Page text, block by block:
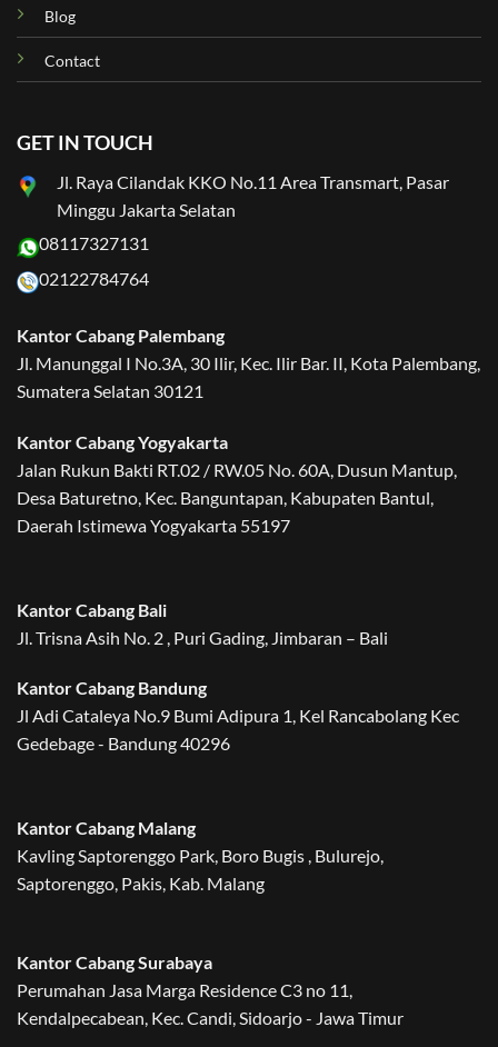
Blog
Contact
GET IN TOUCH
Jl. Raya Cilandak KKO No.11 Area Transmart, Pasar
Minggu Jakarta Selatan
08117327131
02122784764
Kantor Cabang Palembang
Jl. Manunggal I No.3A, 30 Ilir, Kec. Ilir Bar. II, Kota Palembang,
Sumatera Selatan 30121
Kantor Cabang Yogyakarta
Jalan Rukun Bakti RT.02 / RW.05 No. 60A, Dusun Mantup,
Desa Baturetno, Kec. Banguntapan, Kabupaten Bantul,
Daerah Istimewa Yogyakarta 55197
Kantor Cabang Bali
Jl. Trisna Asih No. 2 , Puri Gading, Jimbaran – Bali
Kantor Cabang Bandung
Jl Adi Cataleya No.9 Bumi Adipura 1, Kel Rancabolang Kec
Gedebage - Bandung 40296
Kantor Cabang Malang
Kavling Saptorenggo Park, Boro Bugis , Bulurejo,
Saptorenggo, Pakis, Kab. Malang
Kantor Cabang Surabaya
Perumahan Jasa Marga Residence C3 no 11,
Kendalpecabean, Kec. Candi, Sidoarjo - Jawa Timur